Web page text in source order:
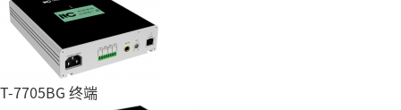
T-7705BG 终端